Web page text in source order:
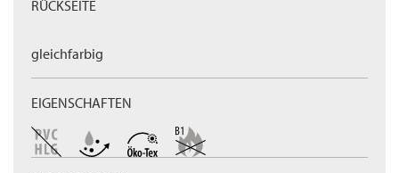
RÜCKSEITE
gleichfarbig
EIGENSCHAFTEN